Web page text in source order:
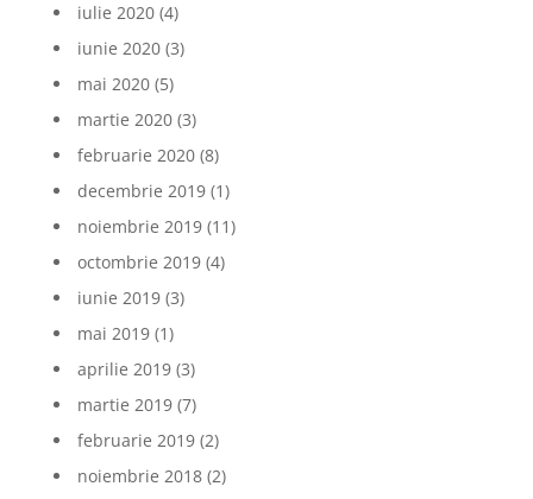
iulie 2020(4)
iunie 2020(3)
mai 2020(5)
martie 2020(3)
februarie 2020(8)
decembrie 2019(1)
noiembrie 2019(11)
octombrie 2019(4)
iunie 2019(3)
mai 2019(1)
aprilie 2019(3)
martie 2019(7)
februarie 2019(2)
noiembrie 2018(2)